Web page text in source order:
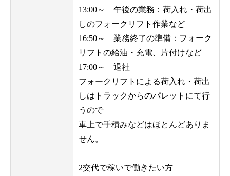
13:00～ 午後の業務：荷入れ・荷出
しのフォークリフト作業など
16:50～ 業務終了の準備：フォーク
リフトの給油・充電、片付けなど
17:00～ 退社
フォークリフトによる荷入れ・荷出
しはトラックからのパレットにて行
うので
車上で手積みなどはほとんどありま
せん。
2交代で稼いで働きたい方